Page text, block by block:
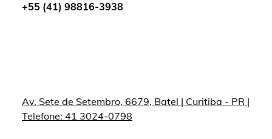
+55 (41) 98816-3938
Av. Sete de Setembro, 6679, Batel | Curitiba - PR |
Telefone: 41 3024-0798